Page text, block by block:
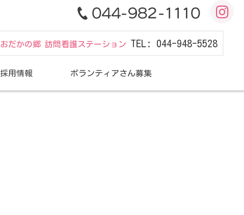
おだかの郷 訪問看護ステーション TEL: 044-948-5528
採用情報 ボランティアさん募集